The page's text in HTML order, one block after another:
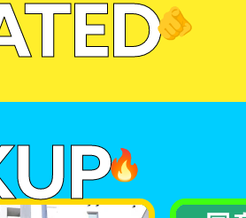
🫵
🔥